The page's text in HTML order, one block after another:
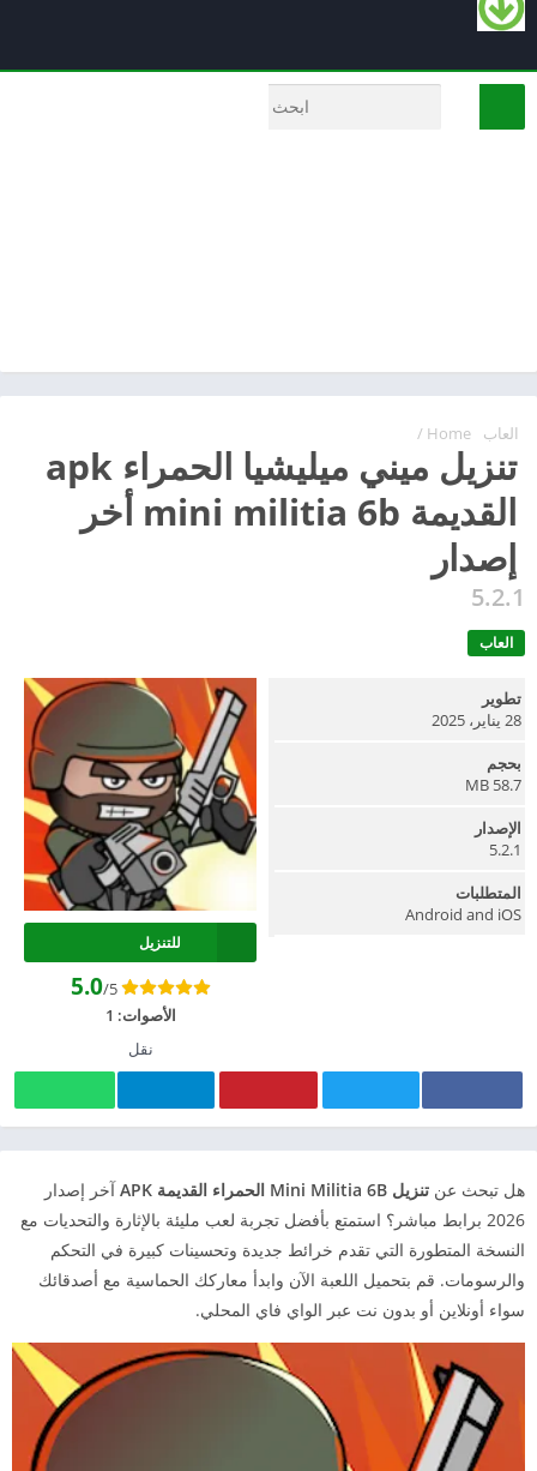
Home
/ العاب
تنزيل ميني ميليشيا الحمراء apk
القديمة mini militia 6b أخر
إصدار
5.2.1
العاب
للتنزيل
5.0/5
الأصوات: 1
نقل
تطوير
28 يناير، 2025
بحجم
58.7 MB
الإصدار
5.2.1
المتطلبات
Android and iOS
هل تبحث عن تنزيل Mini Militia 6B الحمراء القديمة APK
آخر إصدار
2026 برابط مباشر؟ استمتع بأفضل تجربة لعب مليئة بالإثارة والتحديات مع
النسخة المتطورة التي تقدم خرائط جديدة وتحسينات كبيرة في التحكم
والرسومات. قم بتحميل اللعبة الآن وابدأ معاركك الحماسية مع أصدقائك
سواء أونلاين أو بدون نت عبر الواي فاي المحلي.